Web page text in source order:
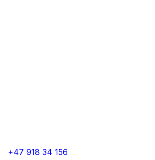
+47 918 34 156